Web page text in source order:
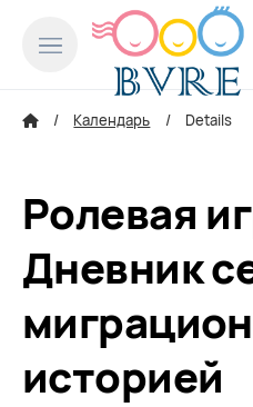
Календарь Details
Ролевая
Дневник
историей